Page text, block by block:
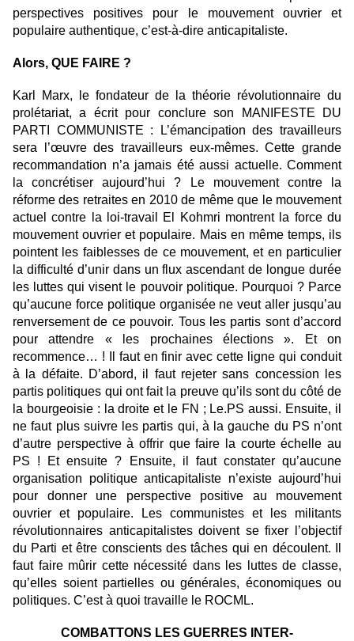
perspectives positives pour le mouvement ouvrier et
populaire authentique, c’est-à-dire anticapitaliste.
Alors, QUE FAIRE ?
Karl Marx, le fondateur de la théorie révolutionnaire du
prolétariat, a écrit pour conclure son MANIFESTE DU
PARTI COMMUNISTE : L’émancipation des travailleurs
sera l’œuvre des travailleurs eux-mêmes. Cette grande
recommandation n’a jamais été aussi actuelle. Comment
la concrétiser aujourd’hui ? Le mouvement contre la
réforme des retraites en 2010 de même que le mouvement
actuel contre la loi-travail El Kohmri montrent la force du
mouvement ouvrier et populaire. Mais en même temps, ils
pointent les faiblesses de ce mouvement, et en particulier
la difficulté d’unir dans un flux ascendant de longue durée
les luttes qui visent le pouvoir politique. Pourquoi ? Parce
qu’aucune force politique organisée ne veut aller jusqu’au
renversement de ce pouvoir. Tous les partis sont d’accord
pour attendre « les prochaines élections ». Et on
recommence… ! Il faut en finir avec cette ligne qui conduit
à la défaite. D’abord, il faut rejeter sans concession les
partis politiques qui ont fait la preuve qu’ils sont du côté de
la bourgeoisie : la droite et le FN ; Le.PS aussi. Ensuite, il
ne faut plus suivre les partis qui, à la gauche du PS n’ont
d’autre perspective à offrir que faire la courte échelle au
PS ! Et ensuite ? Ensuite, il faut constater qu’aucune
organisation politique anticapitaliste n’existe aujourd’hui
pour donner une perspective positive au mouvement
ouvrier et populaire. Les communistes et les militants
révolutionnaires anticapitalistes doivent se fixer l’objectif
du Parti et être conscients des tâches qui en découlent. Il
faut faire mûrir cette nécessité dans les luttes de classe,
qu’elles soient partielles ou générales, économiques ou
politiques. C’est à quoi travaille le ROCML.
COMBATTONS LES GUERRES INTER-